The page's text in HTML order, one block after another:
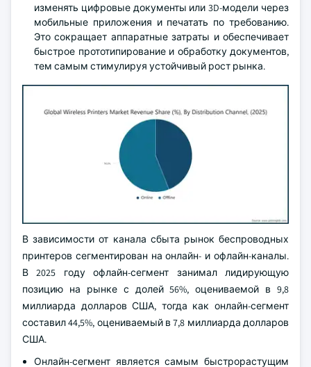
изменять цифровые документы или 3D-модели через
мобильные приложения и печатать по требованию.
Это сокращает аппаратные затраты и обеспечивает
быстрое прототипирование и обработку документов,
тем самым стимулируя устойчивый рост рынка.
В зависимости от канала сбыта рынок беспроводных
принтеров сегментирован на онлайн- и офлайн-каналы.
В 2025 году офлайн-сегмент занимал лидирующую
позицию на рынке с долей 56%, оцениваемой в 9,8
миллиарда долларов США, тогда как онлайн-сегмент
составил 44,5%, оцениваемый в 7,8 миллиарда долларов
США.
Онлайн-сегмент является самым быстрорастущим